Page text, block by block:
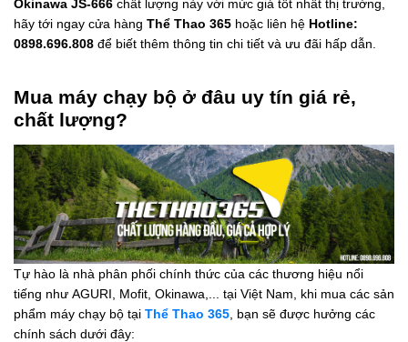
Okinawa JS-666 chất lượng này với mức giá tốt nhất thị trường,
hãy tới ngay cửa hàng Thể Thao 365 hoặc liên hệ Hotline:
0898.696.808 để biết thêm thông tin chi tiết và ưu đãi hấp dẫn.
Mua máy chạy bộ ở đâu uy tín giá rẻ,
chất lượng?
Tự hào là nhà phân phối chính thức của các thương hiệu nổi
tiếng như AGURI, Mofit, Okinawa,... tại Việt Nam, khi mua các sản
phẩm máy chạy bộ tại Thể Thao 365 , bạn sẽ được hưởng các
chính sách dưới đây: